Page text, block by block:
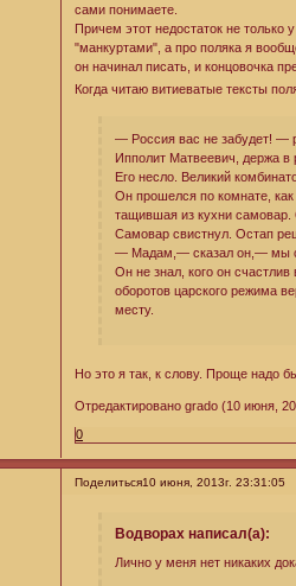
сами понимаете.
Причем этот недостаток не только
"манкуртами", а про поляка я
он начинал писать, и концовочка
Когда читаю витиеватые тексты
— Россия вас не забудет! —
Ипполит Матвеевич, держа в
Его несло. Великий
Он прошелся по комнате,
тащившая из кухни самовар.
Самовар свистнул. Остап
— Мадам,— сказал он,— мы
Он не знал, кого он
оборотов царского режима
месту.
Но это я так, к слову. Проще надо
Отредактировано grado (10 июня,
0
Поделиться10 июня, 2013г. 23:31:05
Водворах написал(а):
Лично у меня нет никаких